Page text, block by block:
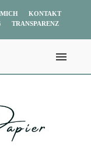
KONTAKT
TRANSPARENZ